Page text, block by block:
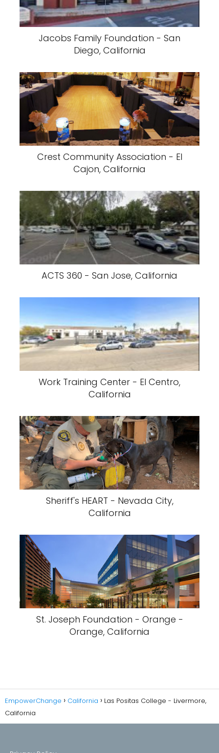
Jacobs Family Foundation - San
Diego, California
Crest Community Association - El
Cajon, California
ACTS 360 - San Jose, California
Work Training Center - El Centro,
California
Sheriff's HEART - Nevada City,
California
St. Joseph Foundation - Orange -
Orange, California
EmpowerChange California
Las Positas College - Livermore,
California